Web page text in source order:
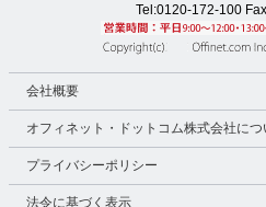
Tel:0120-172-100
会社概要
オフィネット・ドットコム株式会社につ
プライバシーポリシー
法令に基づく表示